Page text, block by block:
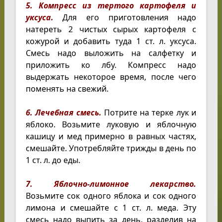
5. Компресс из тертого картофеля и
уксуса.
Для его приготовления надо
натереть 2 чистых сырых картофеля с
кожурой и добавить туда 1 ст. л. уксуса.
Смесь надо выложить на салфетку и
приложить ко лбу. Компресс надо
выдержать некоторое время, после чего
поменять на свежий.
6. Лечебная смесь. Потрите на терке лук и
яблоко. Возьмите луковую и яблочную
кашицу и мед примерно в равных частях,
смешайте. Употребляйте трижды в день по
1 ст. л. до еды.
7. Яблочно-лимонное лекарство.
Возьмите сок одного яблока и сок одного
лимона и смешайте с 1 ст. л. меда. Эту
смесь надо выпить за день, разделив на